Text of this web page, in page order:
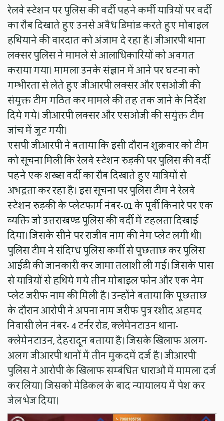
रेलवे स्टेशन पर पुलिस की वर्दी पहने कर्मी यात्रियों पर वर्दी
का रौब दिखाते हुए उनसे अवैध डिमांड करते हुए मोबाइल
हथियाने की वारदात को अंजाम दे रहा है। जीआरपी थाना
लक्सर पुलिस ने मामले से आलाधिकारियों को अवगत
कराया गया। मामला उनके संज्ञान में आने पर घटना को
गम्भीरता से लेते हुए जीआरपी लक्सर और एसओजी की
संयुक्त टीम गठित कर मामले की तह तक जाने के निर्देश
दिये गये। जीआरपी लक्सर और एसओजी की सयुंक्त टीम
जांच में जुट गयी।
एसपी जीआरपी ने बताया कि इसी दौरान शुक्रवार को टीम
को सूचना मिली कि रेलवे स्टेशन रुड़की पर पुलिस की वर्दी
पहने एक शख्स वर्दी का रौब दिखाते हुए यात्रियों से
अभद्रता कर रहा है। इस सूचना पर पुलिस टीम ने रेलवे
स्टेशन रुड़की के प्लेटफार्म नंबर-01 के पूर्वी किनारे पर एक
व्यक्ति जो उत्तराखण्ड पुलिस की वर्दी में टहलता दिखाई
दिया। जिसके सीने पर राजीव नाम की नेम प्लेट लगी थी।
पुलिस टीम ने संदिग्ध पुलिस कर्मी से पूछताछ कर पुलिस
आईडी की जानकारी कर जामा तलाशी ली गई। जिसके पास
से यात्रियों से हथिये गये तीन मोबाइल फोन और एक नेम
प्लेट जरीफ नाम की मिली है। उन्होंने बताया कि पूछताछ
के दौरान आरोपी ने अपना नाम जरीफ पुत्र रशीद अहमद
निवासी लेन नंबर- 4 टर्नर रोड, क्लेमेनटाउन थाना-
क्लेमेनटाउन, देहरादून बताया है। जिसके खिलाफ अलग-
अलग जीआरपी थानों में तीन मुकदमें दर्ज है। जीआरपी
पुलिस ने आरोपी के खिलाफ सम्बंधित धाराओं में मामला दर्ज
कर लिया। जिसको मेडिकल के बाद न्यायालय में पेश कर
जेल भेज दिया।